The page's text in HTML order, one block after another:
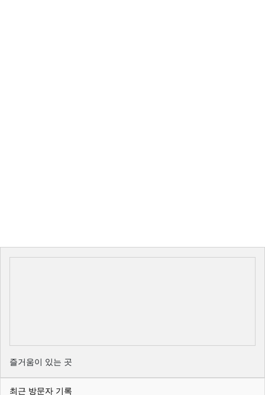
즐거움이 있는 곳
최근 방문자 기록